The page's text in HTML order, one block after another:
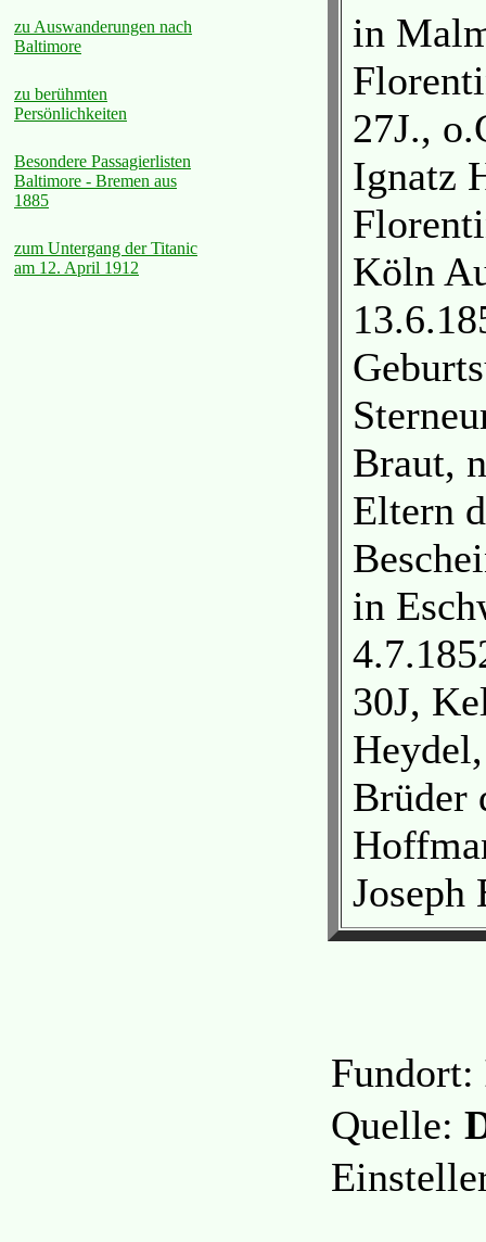
zu Auswanderungen nach
Baltimore
zu berühmten
Persönlichkeiten
Besondere Passagierlisten
Baltimore - Bremen aus
1885
zum Untergang der Titanic
am 12. April 1912
in
27J.,
Ignatz
Köln
Braut,
Eltern
in
30J,
Brüder
Joseph
Fundort:
Quelle: